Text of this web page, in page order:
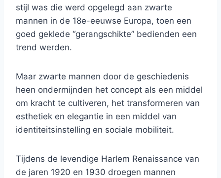
stijl was die werd opgelegd aan zwarte
mannen in de 18e-eeuwse Europa, toen een
goed geklede “gerangschikte” bedienden een
trend werden.
Maar zwarte mannen door de geschiedenis
heen ondermijnden het concept als een middel
om kracht te cultiveren, het transformeren van
esthetiek en elegantie in een middel van
identiteitsinstelling en sociale mobiliteit.
Tijdens de levendige Harlem Renaissance van
de jaren 1920 en 1930 droegen mannen